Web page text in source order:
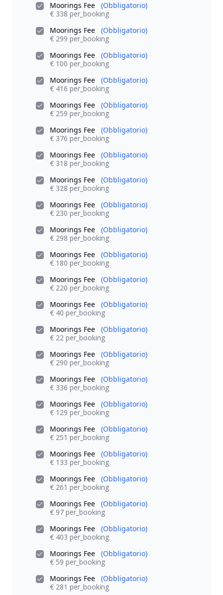
Moorings Fee
(Obbligatorio)
€ 338 per_booking
Moorings Fee
(Obbligatorio)
€ 299 per_booking
Moorings Fee
(Obbligatorio)
€ 100 per_booking
Moorings Fee
(Obbligatorio)
€ 416 per_booking
Moorings Fee
(Obbligatorio)
€ 259 per_booking
Moorings Fee
(Obbligatorio)
€ 376 per_booking
Moorings Fee
(Obbligatorio)
€ 318 per_booking
Moorings Fee
(Obbligatorio)
€ 328 per_booking
Moorings Fee
(Obbligatorio)
€ 230 per_booking
Moorings Fee
(Obbligatorio)
€ 298 per_booking
Moorings Fee
(Obbligatorio)
€ 180 per_booking
Moorings Fee
(Obbligatorio)
€ 220 per_booking
Moorings Fee
(Obbligatorio)
€ 40 per_booking
Moorings Fee
(Obbligatorio)
€ 22 per_booking
Moorings Fee
(Obbligatorio)
€ 290 per_booking
Moorings Fee
(Obbligatorio)
€ 336 per_booking
Moorings Fee
(Obbligatorio)
€ 129 per_booking
Moorings Fee
(Obbligatorio)
€ 251 per_booking
Moorings Fee
(Obbligatorio)
€ 133 per_booking
Moorings Fee
(Obbligatorio)
€ 261 per_booking
Moorings Fee
(Obbligatorio)
€ 97 per_booking
Moorings Fee
(Obbligatorio)
€ 403 per_booking
Moorings Fee
(Obbligatorio)
€ 59 per_booking
Moorings Fee
(Obbligatorio)
€ 281 per_booking